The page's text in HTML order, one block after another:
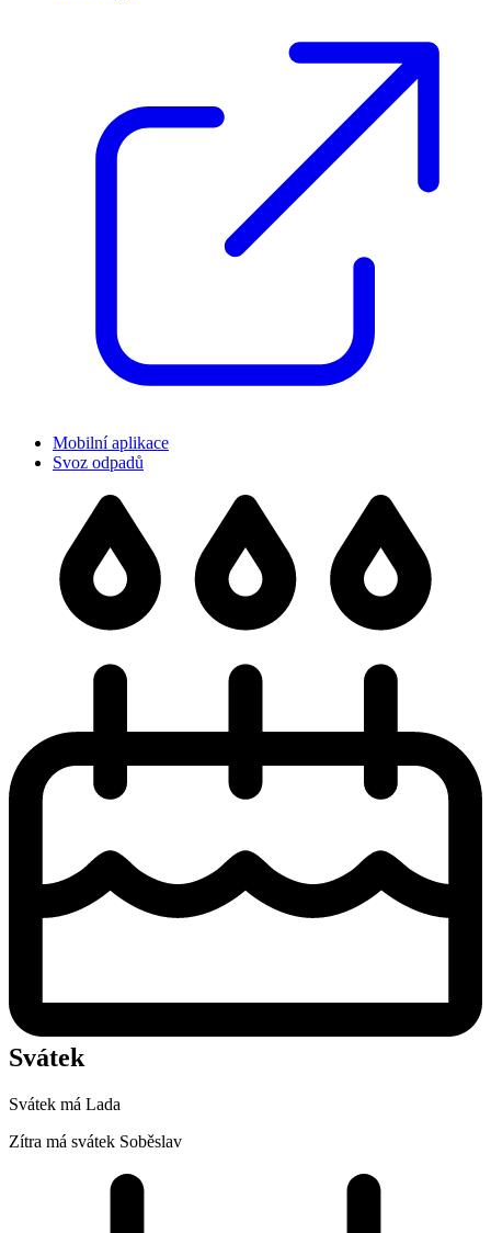
Mobilní aplikace
Svoz odpadů
Svátek
Svátek má Lada
Zítra má svátek Soběslav